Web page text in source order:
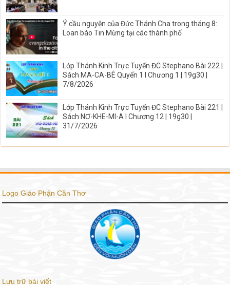
Ý cầu nguyện của Đức Thánh Cha trong tháng 8:
Loan báo Tin Mừng tại các thành phố
Lớp Thánh Kinh Trực Tuyến ĐC Stephano Bài 222 |
Sách MA-CA-BÊ Quyển 1 I Chương 1 | 19g30 |
7/8/2026
Lớp Thánh Kinh Trực Tuyến ĐC Stephano Bài 221 |
Sách NƠ-KHE-MI-A I Chương 12 | 19g30 |
31/7/2026
Logo Giáo Phận Cần Thơ
Lưu trữ bài viết